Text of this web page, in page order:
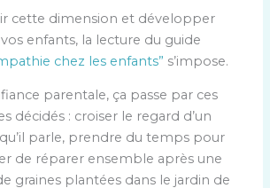
cette dimension et développer
enfants, la lecture du guide
chez les enfants” s’impose.
parentale, ça passe par ces
décidés : croiser le regard d’un
parle, prendre du temps pour
de réparer ensemble après une
graines plantées dans le jardin de